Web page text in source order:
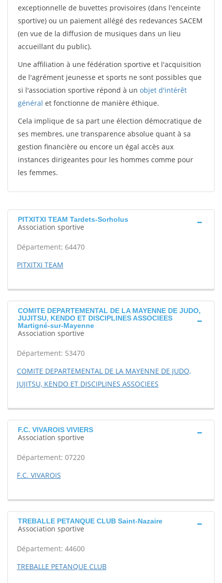
exceptionnelle de buvettes provisoires (dans l'enceinte
sportive) ou un paiement allégé des redevances SACEM
(en vue de la diffusion de musiques dans un lieu
accueillant du public).
Une affiliation à une fédération sportive et l'acquisition
de l'agrément jeunesse et sports ne sont possibles que
si l'association sportive répond à un objet d'intérêt
général et fonctionne de manière éthique.
Cela implique de sa part une élection démocratique de
ses membres, une transparence absolue quant à sa
gestion financière ou encore un égal accès aux
instances dirigeantes pour les hommes comme pour
les femmes.
PITXITXI TEAM Tardets-Sorholus
Association sportive
Département: 64470
PITXITXI TEAM
COMITE DEPARTEMENTAL DE LA MAYENNE DE JUDO,
JUJITSU, KENDO ET DISCIPLINES ASSOCIEES
Martigné-sur-Mayenne
Association sportive
Département: 53470
COMITE DEPARTEMENTAL DE LA MAYENNE DE JUDO,
JUJITSU, KENDO ET DISCIPLINES ASSOCIEES
F.C. VIVAROIS VIVIERS
Association sportive
Département: 07220
F.C. VIVAROIS
TREBALLE PETANQUE CLUB Saint-Nazaire
Association sportive
Département: 44600
TREBALLE PETANQUE CLUB